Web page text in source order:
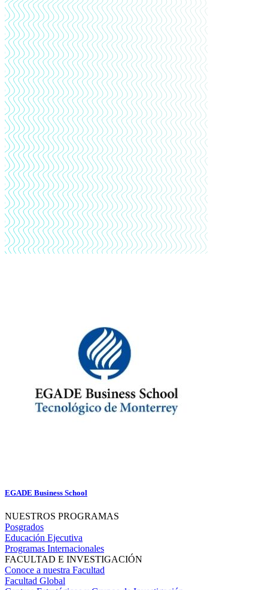
EGADE Business School
NUESTROS PROGRAMAS
Posgrados
Educación Ejecutiva
Programas Internacionales
FACULTAD E INVESTIGACIÓN
Conoce a nuestra Facultad
Facultad Global